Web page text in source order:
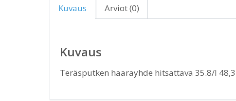
Kuvaus Arviot (0)
Kuvaus
Teräsputken haarayhde hitsattava 35.8/I